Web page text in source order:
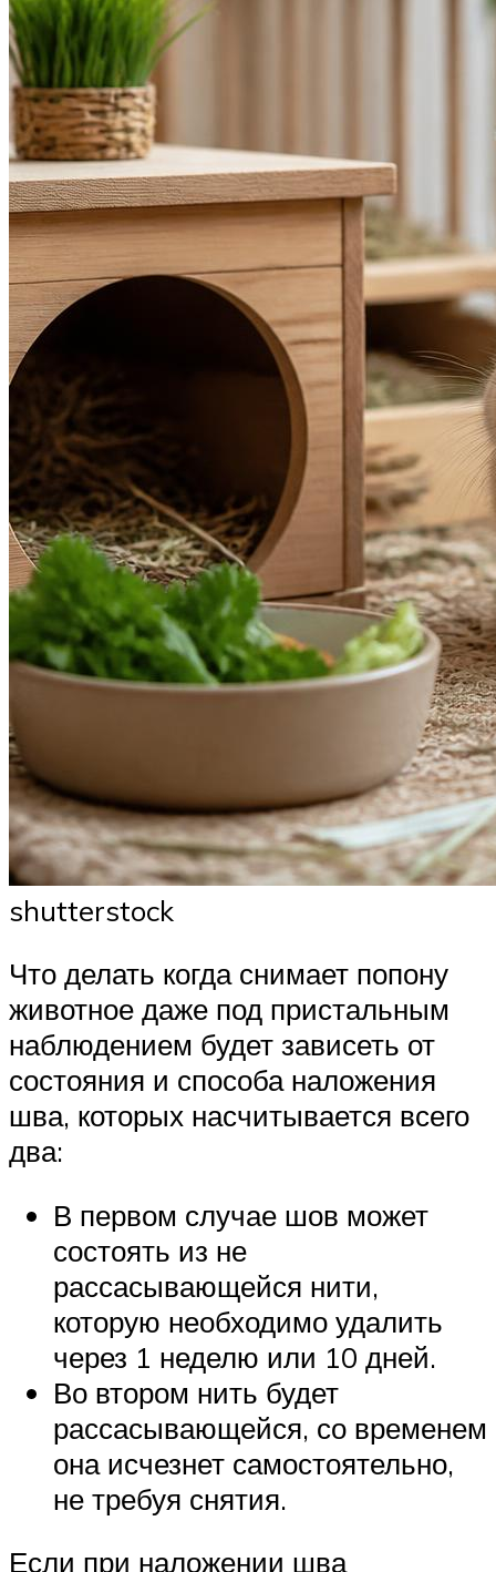
shutterstock
Что делать когда снимает попону
животное даже под пристальным
наблюдением будет зависеть от
состояния и способа наложения
шва, которых насчитывается всего
два:
В первом случае шов может
состоять из не
рассасывающейся нити,
которую необходимо удалить
через 1 неделю или 10 дней.
Во втором нить будет
рассасывающейся, со временем
она исчезнет самостоятельно,
не требуя снятия.
Если при наложении шва